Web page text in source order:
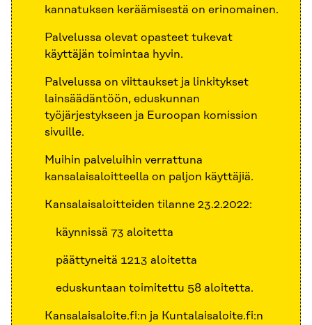
kannatuksen keräämisestä on erinomainen.
Palvelussa olevat opasteet tukevat
käyttäjän toimintaa hyvin.
Palvelussa on viittaukset ja linkitykset
lainsäädäntöön, eduskunnan
työjärjestykseen ja Euroopan komission
sivuille.
Muihin palveluihin verrattuna
kansalaisaloitteella on paljon käyttäjiä.
Kansalaisaloitteiden tilanne 23.2.2022:
käynnissä 73 aloitetta
päättyneitä 1213 aloitetta
eduskuntaan toimitettu 58 aloitetta.
Kansalaisaloite.fi:n ja Kuntalaisaloite.fi:n